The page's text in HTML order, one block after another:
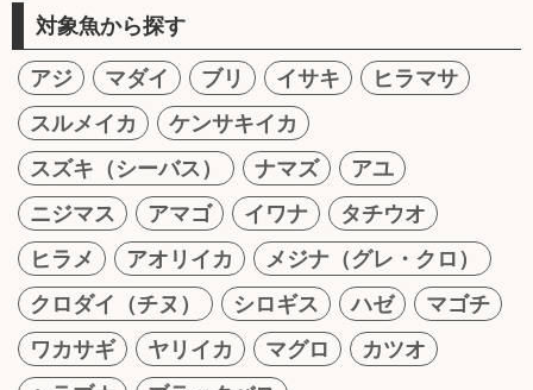
対象魚から探す
アジ マダイ ブリ イサキ
ヒラマサ
スルメイカ
ケンサキイカ
スズキ（シーバス）
ナマズ
アユ
ニジマス
アマゴ イワナ
タチウオ
ヒラメ
アオリイカ
メジナ（グレ・クロ）
クロダイ（チヌ）
シロギス ハゼ
マゴチ
ワカサギ
ヤリイカ マグロ
カツオ